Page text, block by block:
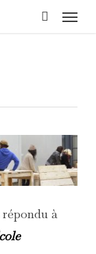
Menu
répondu à